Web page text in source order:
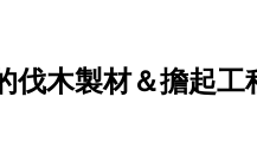
伐木製材＆擔起